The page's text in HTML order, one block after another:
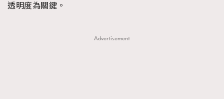
透明度為關鍵。
Advertisement